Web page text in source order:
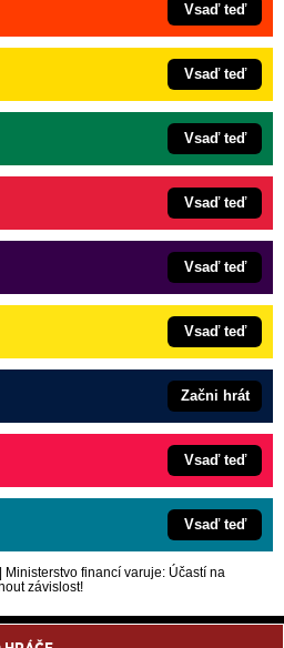
Vsaď teď
Vsaď teď
Vsaď teď
Vsaď teď
Vsaď teď
Vsaď teď
Začni hrát
Vsaď teď
Vsaď teď
Ministerstvo financí varuje: Účastí na
závislost!